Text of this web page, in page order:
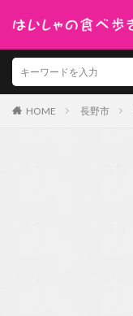
HOME 長野市